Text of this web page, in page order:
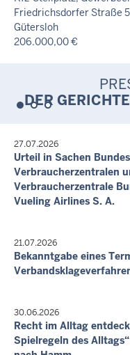
Bußgeldverfahren - OWi
Letzte Aktualisierung:
Heute, 16:30 Uhr
Friedrichsdorfer Straße
Gütersloh
206.000,00 €
zwei unbebaute, derzeit
in einem Gewerbegebiet
Carl-Zeiss-Straße 62,
19. Nov. 2026, 09:00 Uhr
Einfamilienhaus
Dresdner Straße 93,
312.200,00 €
Letzte Aktualisierung:
DER
27.07.2026
Urteil in Sachen
Verbraucherzentralen
Verbraucherzentrale
Vueling Airlines S. A.
21.07.2026
Bekanntgabe eines
30.06.2026
Recht im Alltag
Spielregeln des